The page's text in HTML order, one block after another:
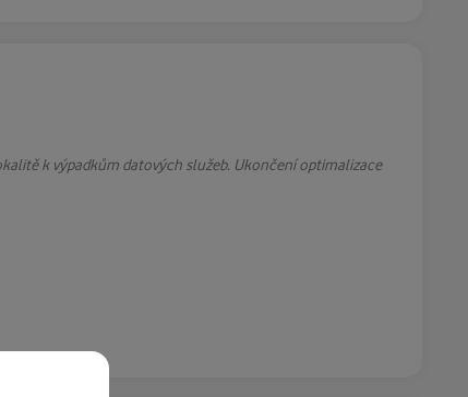
k výpadkům datových služeb. Ukončení optimalizace